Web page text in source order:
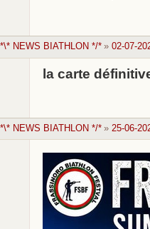
*\* NEWS BIATHLON */* » 02-07-
la carte
*\* NEWS BIATHLON */* » 25-06-